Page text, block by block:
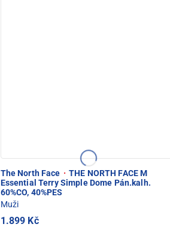
The North Face · THE NORTH FACE M
Essential Terry Simple Dome Pán.kalh.
60%CO, 40%PES
Muži
1.899 Kč